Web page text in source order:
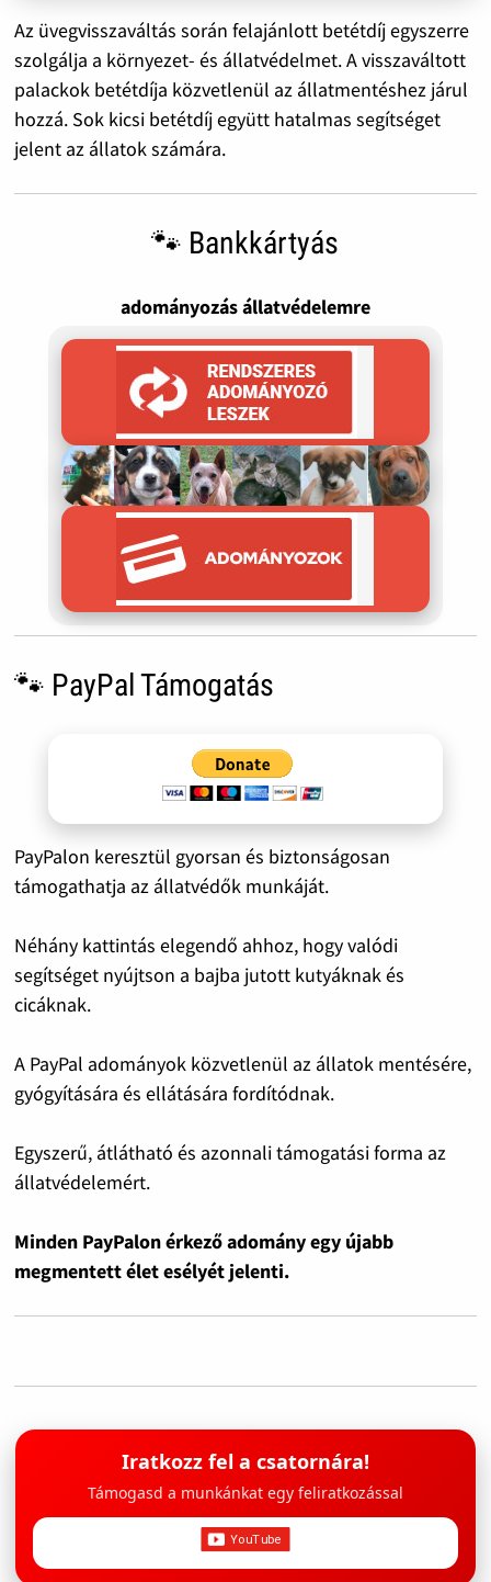
Az üvegvisszaváltás során felajánlott betétdíj egyszerre
szolgálja a környezet- és állatvédelmet. A visszaváltott
palackok betétdíja közvetlenül az állatmentéshez járul
hozzá. Sok kicsi betétdíj együtt hatalmas segítséget
jelent az állatok számára.
🐾 Bankkártyás
adományozás állatvédelemre
🐾 PayPal Támogatás
PayPalon keresztül gyorsan és biztonságosan
támogathatja az állatvédők munkáját.
Néhány kattintás elegendő ahhoz, hogy valódi
segítséget nyújtson a bajba jutott kutyáknak és
cicáknak.
A PayPal adományok közvetlenül az állatok mentésére,
gyógyítására és ellátására fordítódnak.
Egyszerű, átlátható és azonnali támogatási forma az
állatvédelemért.
Minden PayPalon érkező adomány egy újabb
megmentett élet esélyét jelenti.
Iratkozz fel a csatornára!
Támogasd a munkánkat egy feliratkozással